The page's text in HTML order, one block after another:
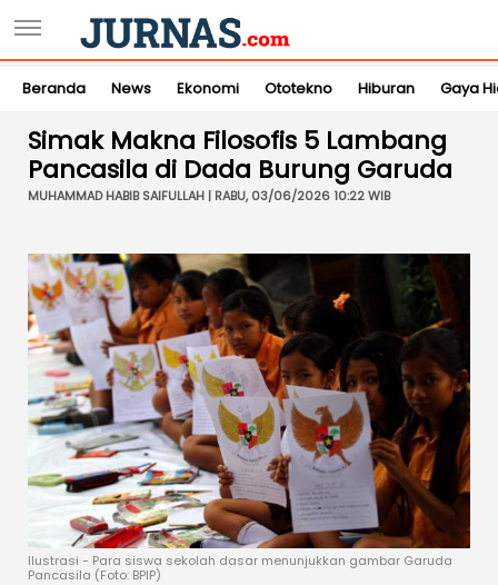
Beranda News Ekonomi Ototekno Hiburan Gaya
Simak Makna Filosofis 5 Lambang
Pancasila di Dada Burung Garuda
MUHAMMAD HABIB SAIFULLAH | RABU, 03/06/2026 10:22 WIB
Ilustrasi - Para siswa sekolah dasar menunjukkan gambar Garuda
Pancasila (Foto: BPIP)